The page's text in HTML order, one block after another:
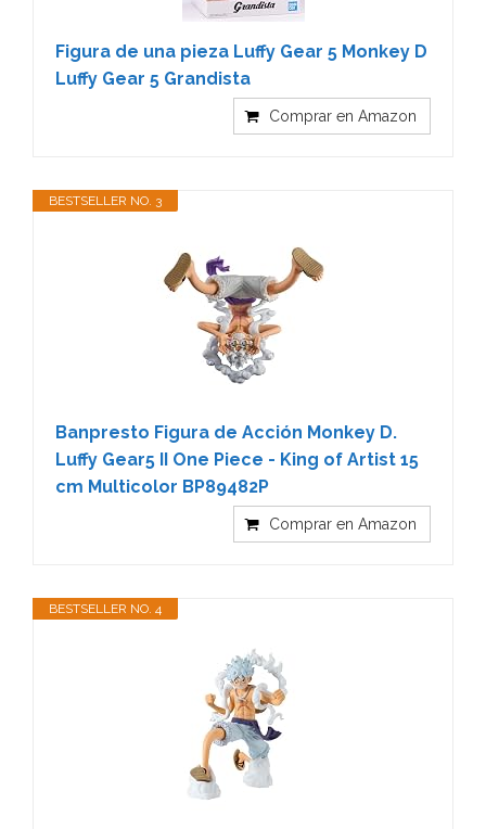
Figura de una pieza Luffy Gear 5 Monkey D
Luffy Gear 5 Grandista
Comprar en Amazon
BESTSELLER NO. 3
Banpresto Figura de Acción Monkey D.
Luffy Gear5 II One Piece - King of Artist 15
cm Multicolor BP89482P
Comprar en Amazon
BESTSELLER NO. 4